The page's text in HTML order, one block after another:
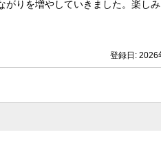
りを増やしていきました。楽し
登録日: 2026